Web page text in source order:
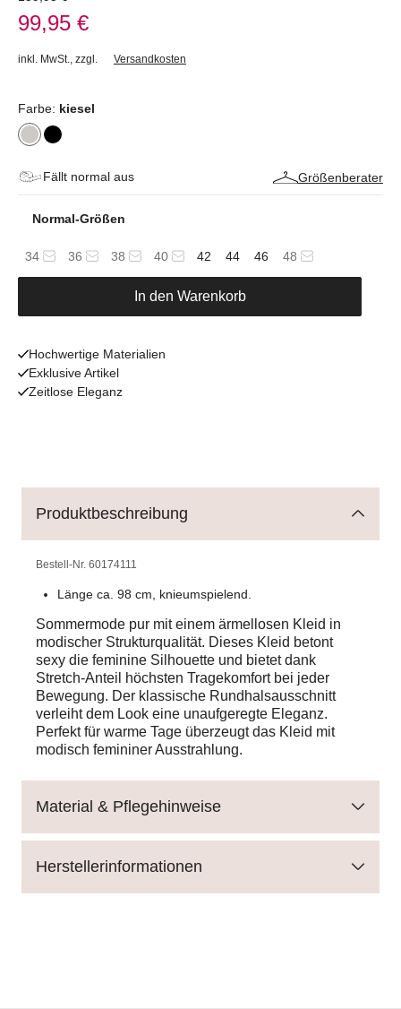
99,95 €
inkl. MwSt. zzgl. Versandkosten
Farbe: kiesel
Fällt normal aus Größenberater
Normal-Größen
34 36 38 40 42 44 46 48
In den Warenkorb
Hochwertige Materialien
Exklusive Artikel
Zeitlose Eleganz
Produktbeschreibung
Bestell-Nr. 60174111
Länge ca. 98 cm, knieumspielend.
Sommermode pur mit einem ärmellosen Kleid in
modischer Strukturqualität. Dieses Kleid betont
sexy die feminine Silhouette und bietet dank
Stretch-Anteil höchsten Tragekomfort bei jeder
Bewegung. Der klassische Rundhalsausschnitt
verleiht dem Look eine unaufgeregte Eleganz.
Perfekt für warme Tage überzeugt das Kleid mit
modisch femininer Ausstrahlung.
Material & Pflegehinweise
Herstellerinformationen